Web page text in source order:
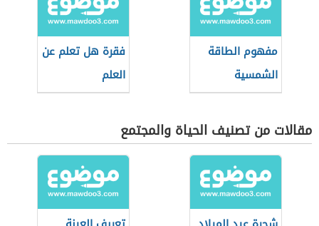
مفهوم الطاقة
الشمسية
فقرة هل تعلم عن
العلم
مقالات من تصنيف الحياة والمجتمع